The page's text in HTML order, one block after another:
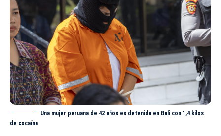
Una mujer peruana de 42 años es detenida en Bali con 1,4 kilos
de cocaína